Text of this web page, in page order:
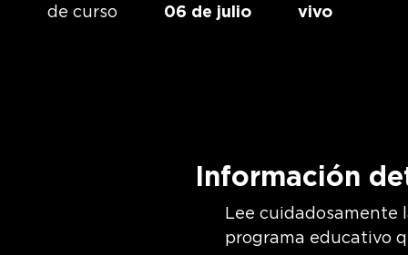
de curso
06 de julio
vivo
Información
Lee cuidadosamente
programa educativo